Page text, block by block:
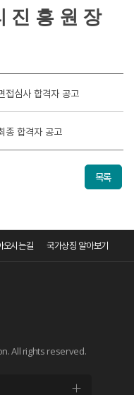
진흥원장
접심사 합격자 공고
종 합격자 공고
목록
오시는길 국가상징 알아보기
All rights reserved.